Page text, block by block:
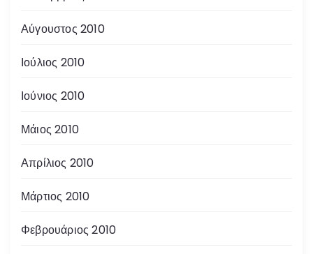
Αύγουστος 2010
Ιούλιος 2010
Ιούνιος 2010
Μάιος 2010
Απρίλιος 2010
Μάρτιος 2010
Φεβρουάριος 2010